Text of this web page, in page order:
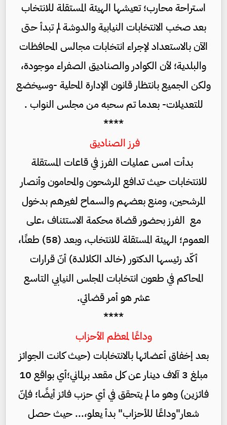
استراحة محارب؛ تعيشها الهيئة المستقلة للانتخاب
بعد صخب الانتخابات النيابية والدوشة لم تبدأ حتى
الآن بالاستعداد لإجراء انتخابات مجالس المحافظات
والبلدية؛ لأن الكوادر والصناديق الصفراء موجودة،
ولكن الجميع بانتظار قانون الإدارة المحلية -وسيخضع
للتعديلات- بعدما تم سحبه من مجلس النواب .
****
فرز الصناديق
بدأت امس عمليات الفرز في قاعات المستقلة
للانتخابات حيث تدافع المرشحون والمحامون وأنصار
المرشحين، ومنع بعضهم والسماح لغيرهم بدخول
مع الفرز بحضور قضاة محكمة الاستئناف ،على
العموم؛ الهيئة المستقلة للانتخاب، وبعد (58) طعنًا،
أكّد رئيسها الدكتور (خالد الكلالدة) أنّ قرارات
المحاكم في طعون انتخابات المجلس النيابي التاسع
عشر هو أمر قضائي.
****
وداعًا لمعظم الأحزاب
بعد إخفاق أعضائها بالانتخابات (حيث كانت الجوائز
مبلغ 3 آلاف دينار عن كل مقعد برلماني؛أي بواقع 10
فائزين) وهو ما لم يتحقق في أي حزب فائز أيضًا؛ فإنّ
شعار"وداعًا للأحزاب" بدأ يعلو،... حيث حصل